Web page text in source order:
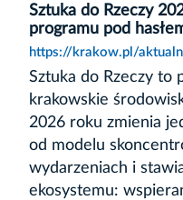
Sztuka do Rzeczy
programu pod
https://krakow.pl/
Sztuka do Rzeczy to
krakowskie
2026 roku zmienia
od modelu
wydarzeniach i
ekosystemu: